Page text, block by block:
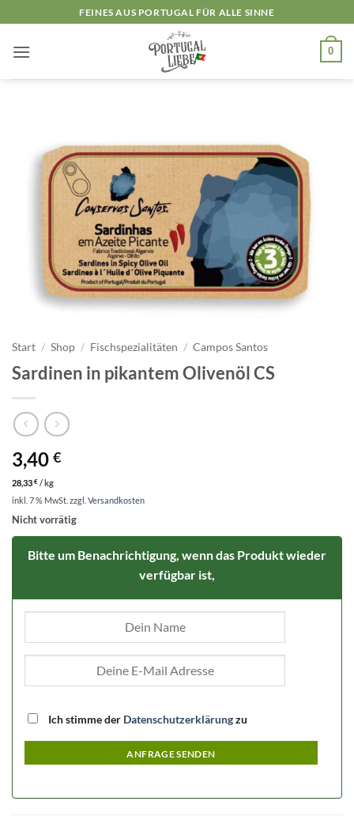
Inhalt
springen
FEINES AUS PORTUGAL FÜR ALLE SINNE
0
Start / Shop / Fischspezialitäten / Campos Santos
Sardinen in pikantem Olivenöl CS
3,40 €
28,33 € /kg
inkl. 7 % MwSt. zzgl. Versandkosten
Nicht vorrätig
Bitte um Benachrichtigung, wenn das Produkt wieder
verfügbar ist,
Ich stimme der Datenschutzerklärungzu
ANFRAGE SENDEN